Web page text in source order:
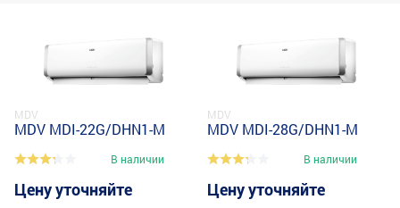
MDV
MDV MDI-22G/DHN1-M
В наличии
Цену уточняйте
MDV
MDV MDI-28G/DHN1-M
В наличии
Цену уточняйте